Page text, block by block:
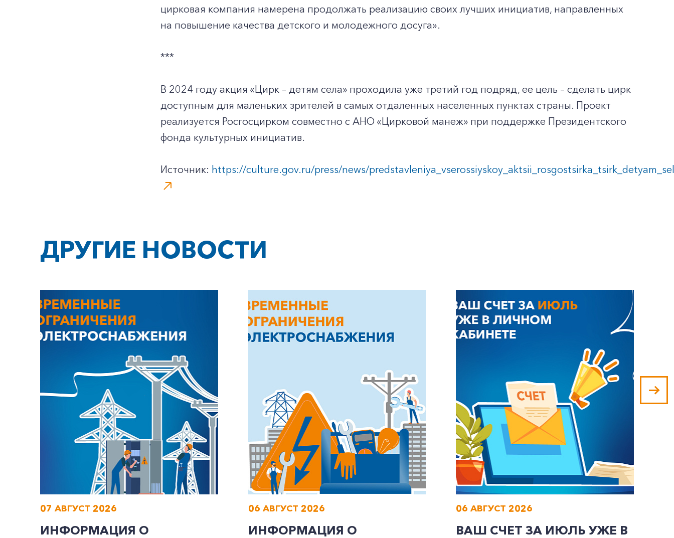
+7-800-700-24-57
Заказать обратный звонок
Частным клиентам
цирковая компания намерена продолжать реализацию своих лучших инициатив, направленных
на повышение качества детского и молодежного досуга».
***
В 2024 году акция «Цирк – детям села» проходила уже третий год подряд, ее цель – сделать цирк
доступным для маленьких зрителей в самых отдаленных населенных пунктах страны. Проект
реализуется Росгосцирком совместно с АНО «Цирковой манеж» при поддержке Президентского
фонда культурных инициатив.
Источник: https://culture.gov.ru/press/news/
ДРУГИЕ НОВОСТИ
07 АВГУСТ 2026
ИНФОРМАЦИЯ О
06 АВГУСТ 2026
ИНФОРМАЦИЯ О
06 АВГУСТ 2026
ВАШ СЧЕТ ЗА ИЮЛЬ УЖЕ В